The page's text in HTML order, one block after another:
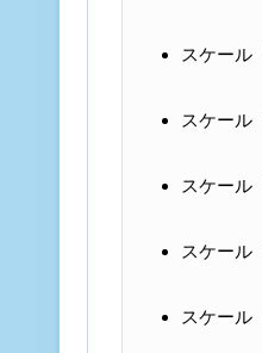
スケール
スケール
スケール
スケール
スケール